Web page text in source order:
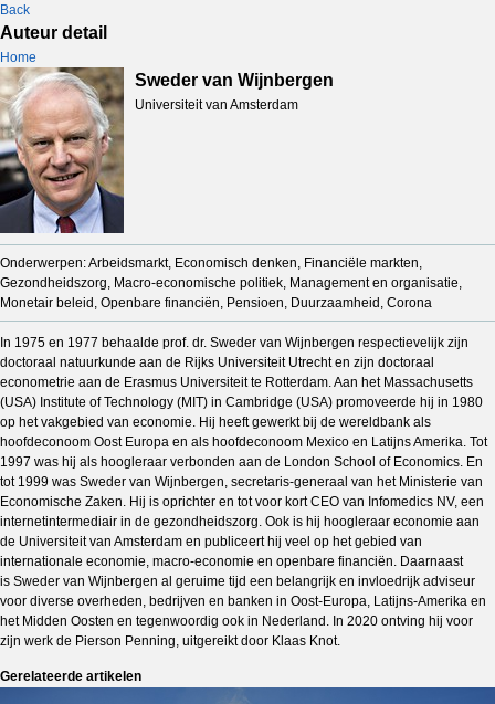
Back
Auteur detail
Home
Sweder van Wijnbergen
Universiteit van Amsterdam
Onderwerpen: Arbeidsmarkt, Economisch denken, Financiële markten,
Gezondheidszorg, Macro-economische politiek, Management en organisatie,
Monetair beleid, Openbare financiën, Pensioen, Duurzaamheid, Corona
In 1975 en 1977 behaalde prof. dr. Sweder van Wijnbergen respectievelijk zijn
doctoraal natuurkunde aan de Rijks Universiteit Utrecht en zijn doctoraal
econometrie aan de Erasmus Universiteit te Rotterdam. Aan het Massachusetts
(USA) Institute of Technology (MIT) in Cambridge (USA) promoveerde hij in 1980
op het vakgebied van economie. Hij heeft gewerkt bij de wereldbank als
hoofdeconoom Oost Europa en als hoofdeconoom Mexico en Latijns Amerika. Tot
1997 was hij als hoogleraar verbonden aan de London School of Economics. En
tot 1999 was Sweder van Wijnbergen, secretaris-generaal van het Ministerie van
Economische Zaken. Hij is oprichter en tot voor kort CEO van Infomedics NV, een
internetintermediair in de gezondheidszorg. Ook is hij hoogleraar economie aan
de Universiteit van Amsterdam en publiceert hij veel op het gebied van
internationale economie, macro-economie en openbare financiën. Daarnaast
is Sweder van Wijnbergen al geruime tijd een belangrijk en invloedrijk adviseur
voor diverse overheden, bedrijven en banken in Oost-Europa, Latijns-Amerika en
het Midden Oosten en tegenwoordig ook in Nederland. In 2020 ontving hij voor
zijn werk de Pierson Penning, uitgereikt door Klaas Knot.
Gerelateerde artikelen